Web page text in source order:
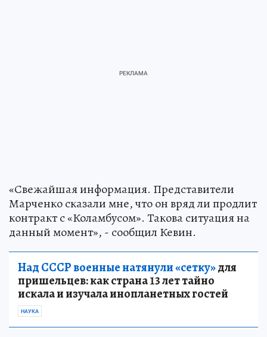
«Свежайшая информация. Представители
Марченко сказали мне, что он вряд ли продлит
контракт с «Коламбусом». Такова ситуация на
данный момент», - сообщил Кевин.
Над СССР военные натянули «сетку»для
пришельцев: как страна 13 лет тайно
искала и изучала инопланетных гостей
НАУКА